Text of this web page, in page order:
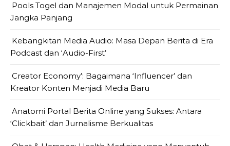
Pools Togel dan Manajemen Modal untuk Permainan
Jangka Panjang
Kebangkitan Media Audio: Masa Depan Berita di Era
Podcast dan ‘Audio-First’
Creator Economy’: Bagaimana ‘Influencer’ dan
Kreator Konten Menjadi Media Baru
Anatomi Portal Berita Online yang Sukses: Antara
‘Clickbait’ dan Jurnalisme Berkualitas